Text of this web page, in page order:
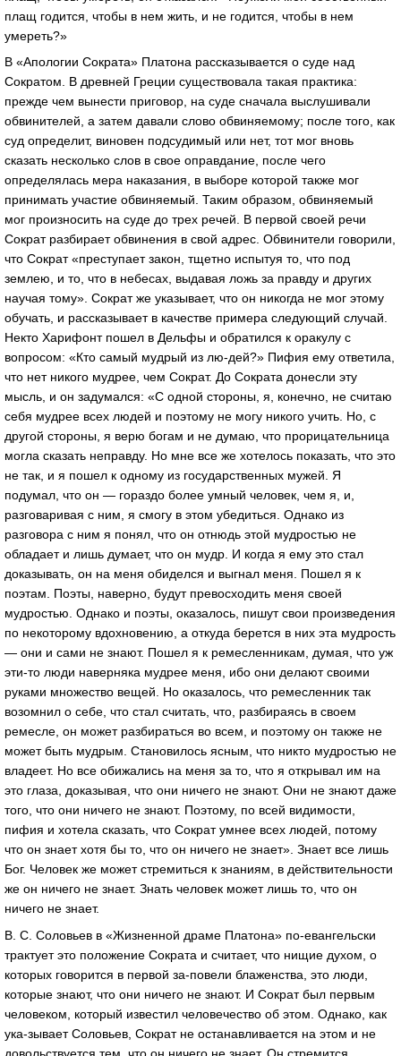
плащ годится, чтобы в нем жить, и не годится, чтобы в нем
умереть?»
В «Апологии Сократа» Платона рассказывается о суде над
Сократом. В древней Греции существовала такая практика:
прежде чем вынести приговор, на суде сначала выслушивали
обвинителей, а затем давали слово обвиняемому; после того, как
суд определит, виновен подсудимый или нет, тот мог вновь
сказать несколько слов в свое оправдание, после чего
определялась мера наказания, в выборе которой также мог
принимать участие обвиняемый. Таким образом, обвиняемый
мог произносить на суде до трех речей. В первой своей речи
Сократ разбирает обвинения в свой адрес. Обвинители говорили,
что Сократ «преступает закон, тщетно испытуя то, что под
землею, и то, что в небесах, выдавая ложь за правду и других
научая тому». Сократ же указывает, что он никогда не мог этому
обучать, и рассказывает в качестве примера следующий случай.
Некто Харифонт пошел в Дельфы и обратился к оракулу с
вопросом: «Кто самый мудрый из лю-дей?» Пифия ему ответила,
что нет никого мудрее, чем Сократ. До Сократа донесли эту
мысль, и он задумался: «С одной стороны, я, конечно, не считаю
себя мудрее всех людей и поэтому не могу никого учить. Но, с
другой стороны, я верю богам и не думаю, что прорицательница
могла сказать неправду. Но мне все же хотелось показать, что это
не так, и я пошел к одному из государственных мужей. Я
подумал, что он — гораздо более умный человек, чем я, и,
разговаривая с ним, я смогу в этом убедиться. Однако из
разговора с ним я понял, что он отнюдь этой мудростью не
обладает и лишь думает, что он мудр. И когда я ему это стал
доказывать, он на меня обиделся и выгнал меня. Пошел я к
поэтам. Поэты, наверно, будут превосходить меня своей
мудростью. Однако и поэты, оказалось, пишут свои произведения
по некоторому вдохновению, а откуда берется в них эта мудрость
— они и сами не знают. Пошел я к ремесленникам, думая, что уж
эти-то люди наверняка мудрее меня, ибо они делают своими
руками множество вещей. Но оказалось, что ремесленник так
возомнил о себе, что стал считать, что, разбираясь в своем
ремесле, он может разбираться во всем, и поэтому он также не
может быть мудрым. Становилось ясным, что никто мудростью не
владеет. Но все обижались на меня за то, что я открывал им на
это глаза, доказывая, что они ничего не знают. Они не знают даже
того, что они ничего не знают. Поэтому, по всей видимости,
пифия и хотела сказать, что Сократ умнее всех людей, потому
что он знает хотя бы то, что он ничего не знает». Знает все лишь
Бог. Человек же может стремиться к знаниям, в действительности
же он ничего не знает. Знать человек может лишь то, что он
ничего не знает.
В. С. Соловьев в «Жизненной драме Платона» по-евангельски
трактует это положение Сократа и считает, что нищие духом, о
которых говорится в первой за-повели блаженства, это люди,
которые знают, что они ничего не знают. И Сократ был первым
человеком, который известил человечество об этом. Однако, как
ука-зывает Соловьев, Сократ не останавливается на этом и не